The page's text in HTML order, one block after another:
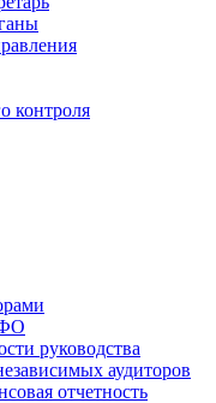
контроля
руководства
аудиторов
отчетность